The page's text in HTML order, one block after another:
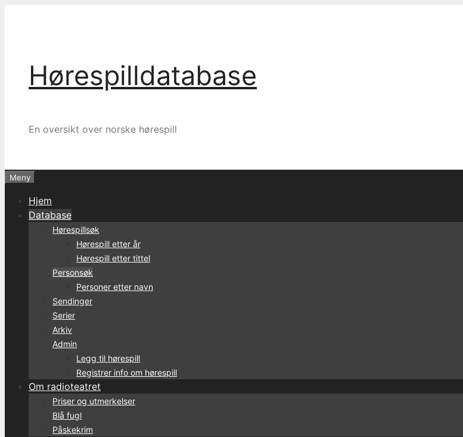
Hørespilldatabase
En oversikt over norske hørespill
Meny
Hjem
Database
Hørespillsøk
Hørespill etter år
Hørespill etter tittel
Personsøk
Personer etter navn
Sendinger
Serier
Arkiv
Admin
Legg til hørespill
Registrer info om hørespill
Om radioteatret
Priser og utmerkelser
Blå fugl
Påskekrim